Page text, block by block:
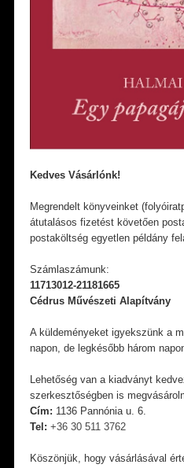
Kedves Vásárlónk!
Megrendelt könyveinket
átutalásos fizetést követően
postaköltség egyetlen példány
Számlaszámunk:
11713012-21181665
Cédrus Művészeti Alapítvány
A küldeményeket igyekszünk a
napon, de legkésőbb három
Lehetőség van a kiadványt
szerkesztőségben is
Cím: 1136 Pannónia u. 6.
Tel: +36 30 511 3762
Köszönjük, hogy vásárlásával